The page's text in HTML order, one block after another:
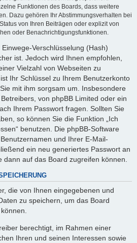
Funktionen des Boards, dass weitere
Dazu gehören Ihr Abstimmungsverhalten bei
von Ihren Beiträgen oder explizit von
oder Benachrichtigungsfunktionen.
Verschlüsselung (Hash)
ist. Jedoch wird Ihnen empfohlen,
Vielzahl von Webseiten zu
Ihr Schlüssel zu Ihrem Benutzerkonto
mit ihm sorgsam um. Insbesondere
von phpBB Limited oder ein
Ihrem Passwort fragen. Sollten Sie
so können Sie die Funktion „Ich
benutzen. Die phpBB-Software
und Ihrer E-Mail-
ein neu generiertes Passwort an
dann auf das Board zugreifen können.
die von Ihnen eingegebenen und
zu speichern, um das Board
berechtigt, im Rahmen einer
Ihren und seinen Interessen sowie